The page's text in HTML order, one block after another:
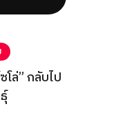
โล่” กลับไป